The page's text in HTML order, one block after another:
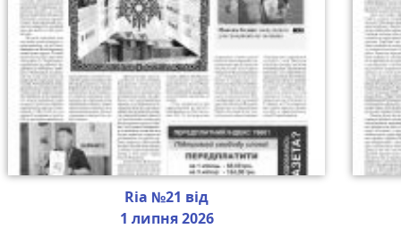
Ria №21 від
1 липня 2026